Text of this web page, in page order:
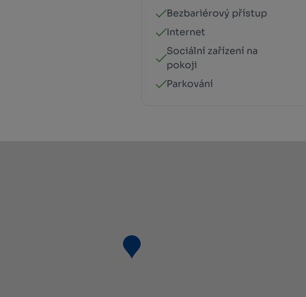
Bezbariérový přístup
Internet
Sociální zařízení na
pokoji
Parkování